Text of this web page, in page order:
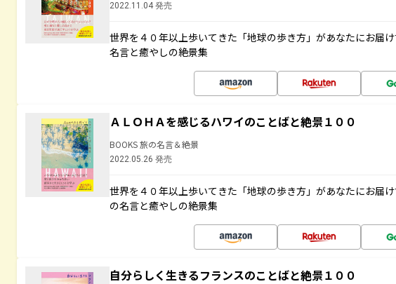
2022.11.04 発売
世界を４０年以上歩いてきた「地球の歩き方」があなたにお届
名言と癒やしの絶景集
ＡＬＯＨＡを感じるハワイのことばと絶景１００
BOOKS 旅の名言＆絶景
2022.05.26 発売
世界を４０年以上歩いてきた「地球の歩き方」があなたにお届
の名言と癒やしの絶景集
自分らしく生きるフランスのことばと絶景１００